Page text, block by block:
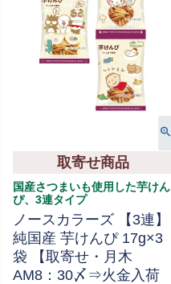
取寄せ商品
国産さつまいも使用した芋けん
ぴ、3連タイプ
ノースカラーズ 【3連】
純国産 芋けんぴ 17g×3
袋 【取寄せ・月木
AM8：30〆⇒火金入荷